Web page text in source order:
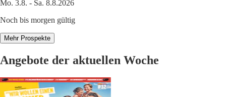
Mo. 3.8. - Sa. 8.8.2026
Noch bis morgen gültig
Mehr Prospekte
Angebote der aktuellen Woche